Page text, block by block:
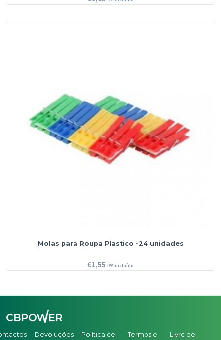
Molas para Roupa Plastico -24 unidades
€1,55 IVA incluído
Devoluções Política de Termos e Livro de